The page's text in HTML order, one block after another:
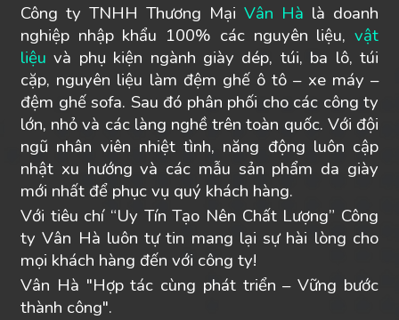
Công ty TNHH Thương Mại Vân Hà là doanh
nghiệp nhập khẩu 100% các nguyên liệu, vật
liệu và phụ kiện ngành giày dép, túi, ba lô, túi
cặp, nguyên liệu làm đệm ghế ô tô – xe máy –
đệm ghế sofa. Sau đó phân phối cho các công ty
lớn, nhỏ và các làng nghề trên toàn quốc. Với đội
ngũ nhân viên nhiệt tình, năng động luôn cập
nhật xu hướng và các mẫu sản phẩm da giày
mới nhất để phục vụ quý khách hàng.
Với tiêu chí “Uy Tín Tạo Nên Chất Lượng” Công
ty Vân Hà luôn tự tin mang lại sự hài lòng cho
mọi khách hàng đến với công ty!
Vân Hà "Hợp tác cùng phát triển – Vững bước
thành công".